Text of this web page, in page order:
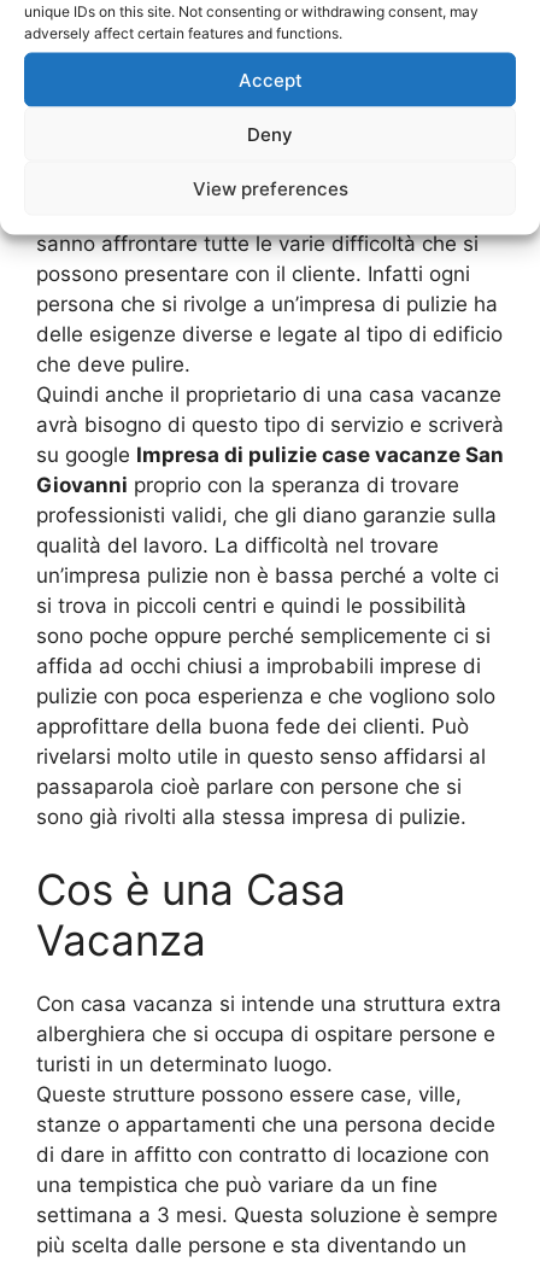
unique IDs on this site. Not consenting or withdrawing consent, may
adversely affect certain features and functions.
Accept
Deny
View preferences
Un’impresa di pulizie è un’azienda che si occupa
prevalentemente negli uffici o nei condomini per
occuparsi di tutta la pulizia in maniera
In un’impresa di pulizie di alto livello lavorano
sanno affrontare tutte le varie difficoltà che si
possono presentare con il cliente. Infatti ogni
persona che si rivolge a un’impresa di pulizie ha
delle esigenze diverse e legate al tipo di edificio
che deve pulire.
Quindi anche il proprietario di una casa vacanze
avrà bisogno di questo tipo di servizio e scriverà
su google Impresa di pulizie case vacanze San
Giovanni proprio con la speranza di trovare
professionisti validi, che gli diano garanzie sulla
qualità del lavoro. La difficoltà nel trovare
un’impresa pulizie non è bassa perché a volte ci
si trova in piccoli centri e quindi le possibilità
sono poche oppure perché semplicemente ci si
affida ad occhi chiusi a improbabili imprese di
pulizie con poca esperienza e che vogliono solo
approfittare della buona fede dei clienti. Può
rivelarsi molto utile in questo senso affidarsi al
passaparola cioè parlare con persone che si
sono già rivolti alla stessa impresa di pulizie.
Cos è una Casa
Vacanza
Con casa vacanza si intende una struttura extra
alberghiera che si occupa di ospitare persone e
turisti in un determinato luogo.
Queste strutture possono essere case, ville,
stanze o appartamenti che una persona decide
di dare in affitto con contratto di locazione con
una tempistica che può variare da un fine
settimana a 3 mesi. Questa soluzione è sempre
più scelta dalle persone e sta diventando un